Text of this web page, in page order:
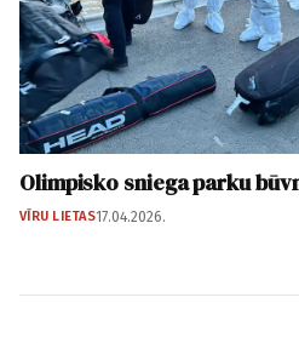
Olimpisko sniega parku
VĪRU LIETAS17.04.2026.